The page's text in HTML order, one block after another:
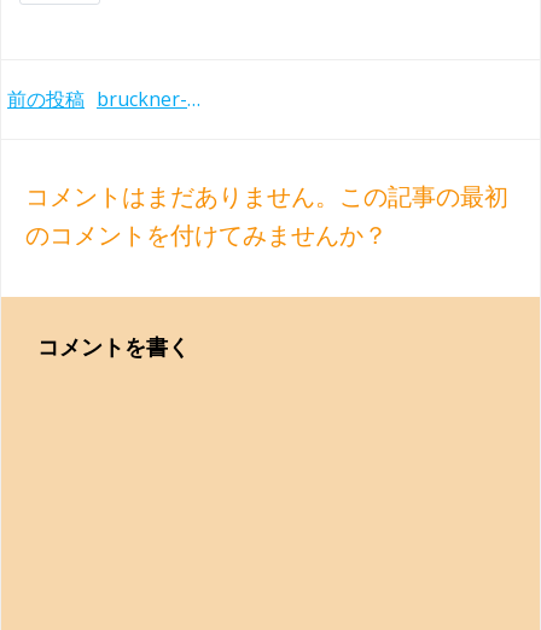
Post
前の投稿 bruckner-sym1-chailly-dso-1987
コメントはまだありません。この記事の最初
のコメントを付けてみませんか？
コメントを書く